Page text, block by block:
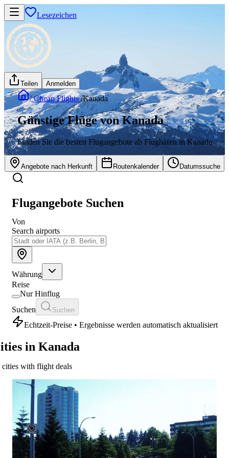
Lesezeichen
Teilen Anmelden
/Cheap Flights/Kanada
Günstige Flüge von Kanada
Finden Sie die besten Flugangebote ab Flughäfen in Kanada
Angebote nach Herkunft Routenkalender Datumssuche
Flugangebote Suchen
Von
Search airports
Währung
Reise
Nur Hinflug
Suchen
Suchen
Echtzeit-Preise • Ergebnisse werden automatisch aktualisiert
in Kanada
cities with flight deals